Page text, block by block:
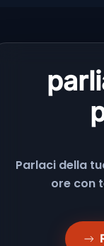
Parlaci della
ore con